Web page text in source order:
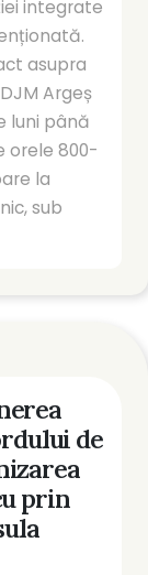
integrate
asupra
Argeș
luni până
orele 800-
la
sub
de
prin